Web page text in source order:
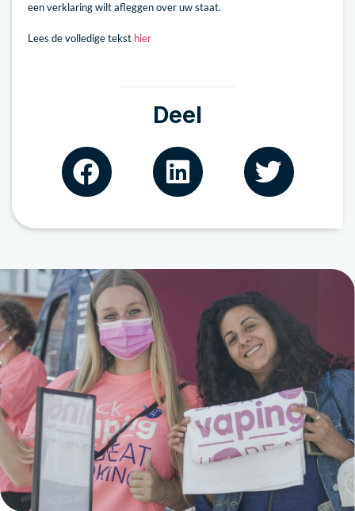
een verklaring wilt afleggen over uw staat.
Lees de volledige tekst hier
Deel